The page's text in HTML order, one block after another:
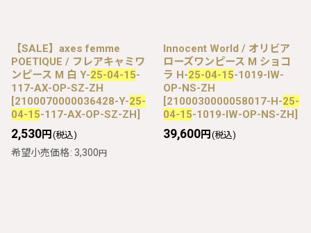
【SALE】axes femme
POETIQUE / フレアキャミワ
ンピース M 白 Y-25-04-15-
117-AX-OP-SZ-ZH
[2100070000036428-Y-25-
04-15-117-AX-OP-SZ-ZH]
2,530円 (税込)
希望小売価格: 3,300円
Innocent World / オリビア
ローズワンピース M ショコ
ラ H-25-04-15-1019-IW-
OP-NS-ZH
[2100030000058017-H-25-
04-15-1019-IW-OP-NS-ZH]
39,600円 (税込)